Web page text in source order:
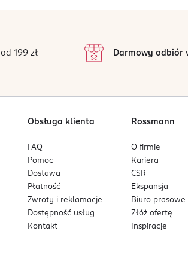
2
1
od 199 zł Darmowy odbiór
Obsługa klienta
FAQ
Pomoc
Dostawa
Płatność
Zwroty i reklamacje
Dostępność usług
Kontakt
Rossmann
O firmie
Kariera
CSR
Ekspansja
Biuro prasowe
Złóż ofertę
Inspiracje